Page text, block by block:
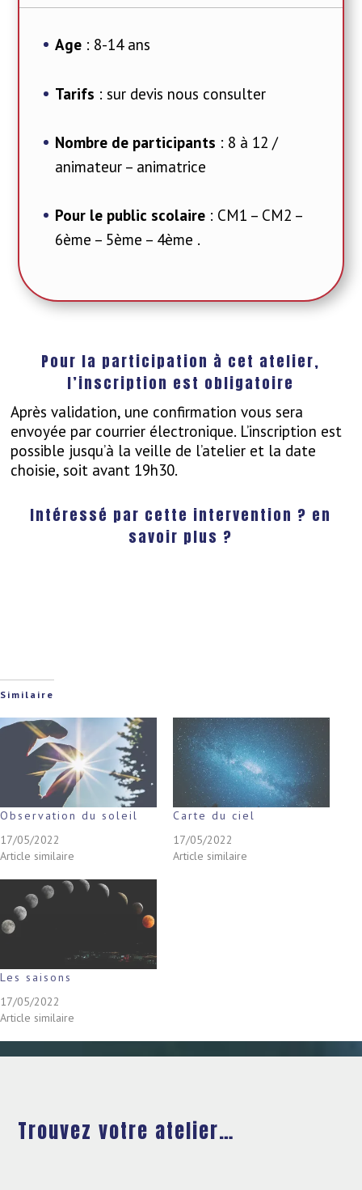
Age : 8-14 ans
Tarifs : sur devis nous consulter
Nombre de participants : 8 à 12 /
animateur – animatrice
Pour le public scolaire : CM1 – CM2 –
6ème – 5ème – 4ème .
Pour la participation à cet atelier,
l’inscription est obligatoire
Après validation, une confirmation vous sera
envoyée par courrier électronique. L’inscription est
possible jusqu’à la veille de l’atelier et la date
choisie, soit avant 19h30.
Intéressé par cette intervention ? en
savoir plus ?
Similaire
Observation du soleil
17/05/2022
Article similaire
Carte du ciel
17/05/2022
Article similaire
Les saisons
17/05/2022
Article similaire
Trouvez votre atelier…